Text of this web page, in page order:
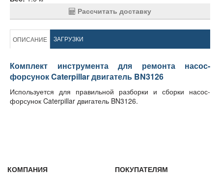
Рассчитать доставку
ОПИСАНИЕ ЗАГРУЗКИ
Комплект инструмента для ремонта насос-
форсунок Caterpillar двигатель BN3126
Используется для правильной разборки и сборки насос-
форсунок Caterpillar двигатель BN3126.
КОМПАНИЯ
ПОКУПАТЕЛЯМ